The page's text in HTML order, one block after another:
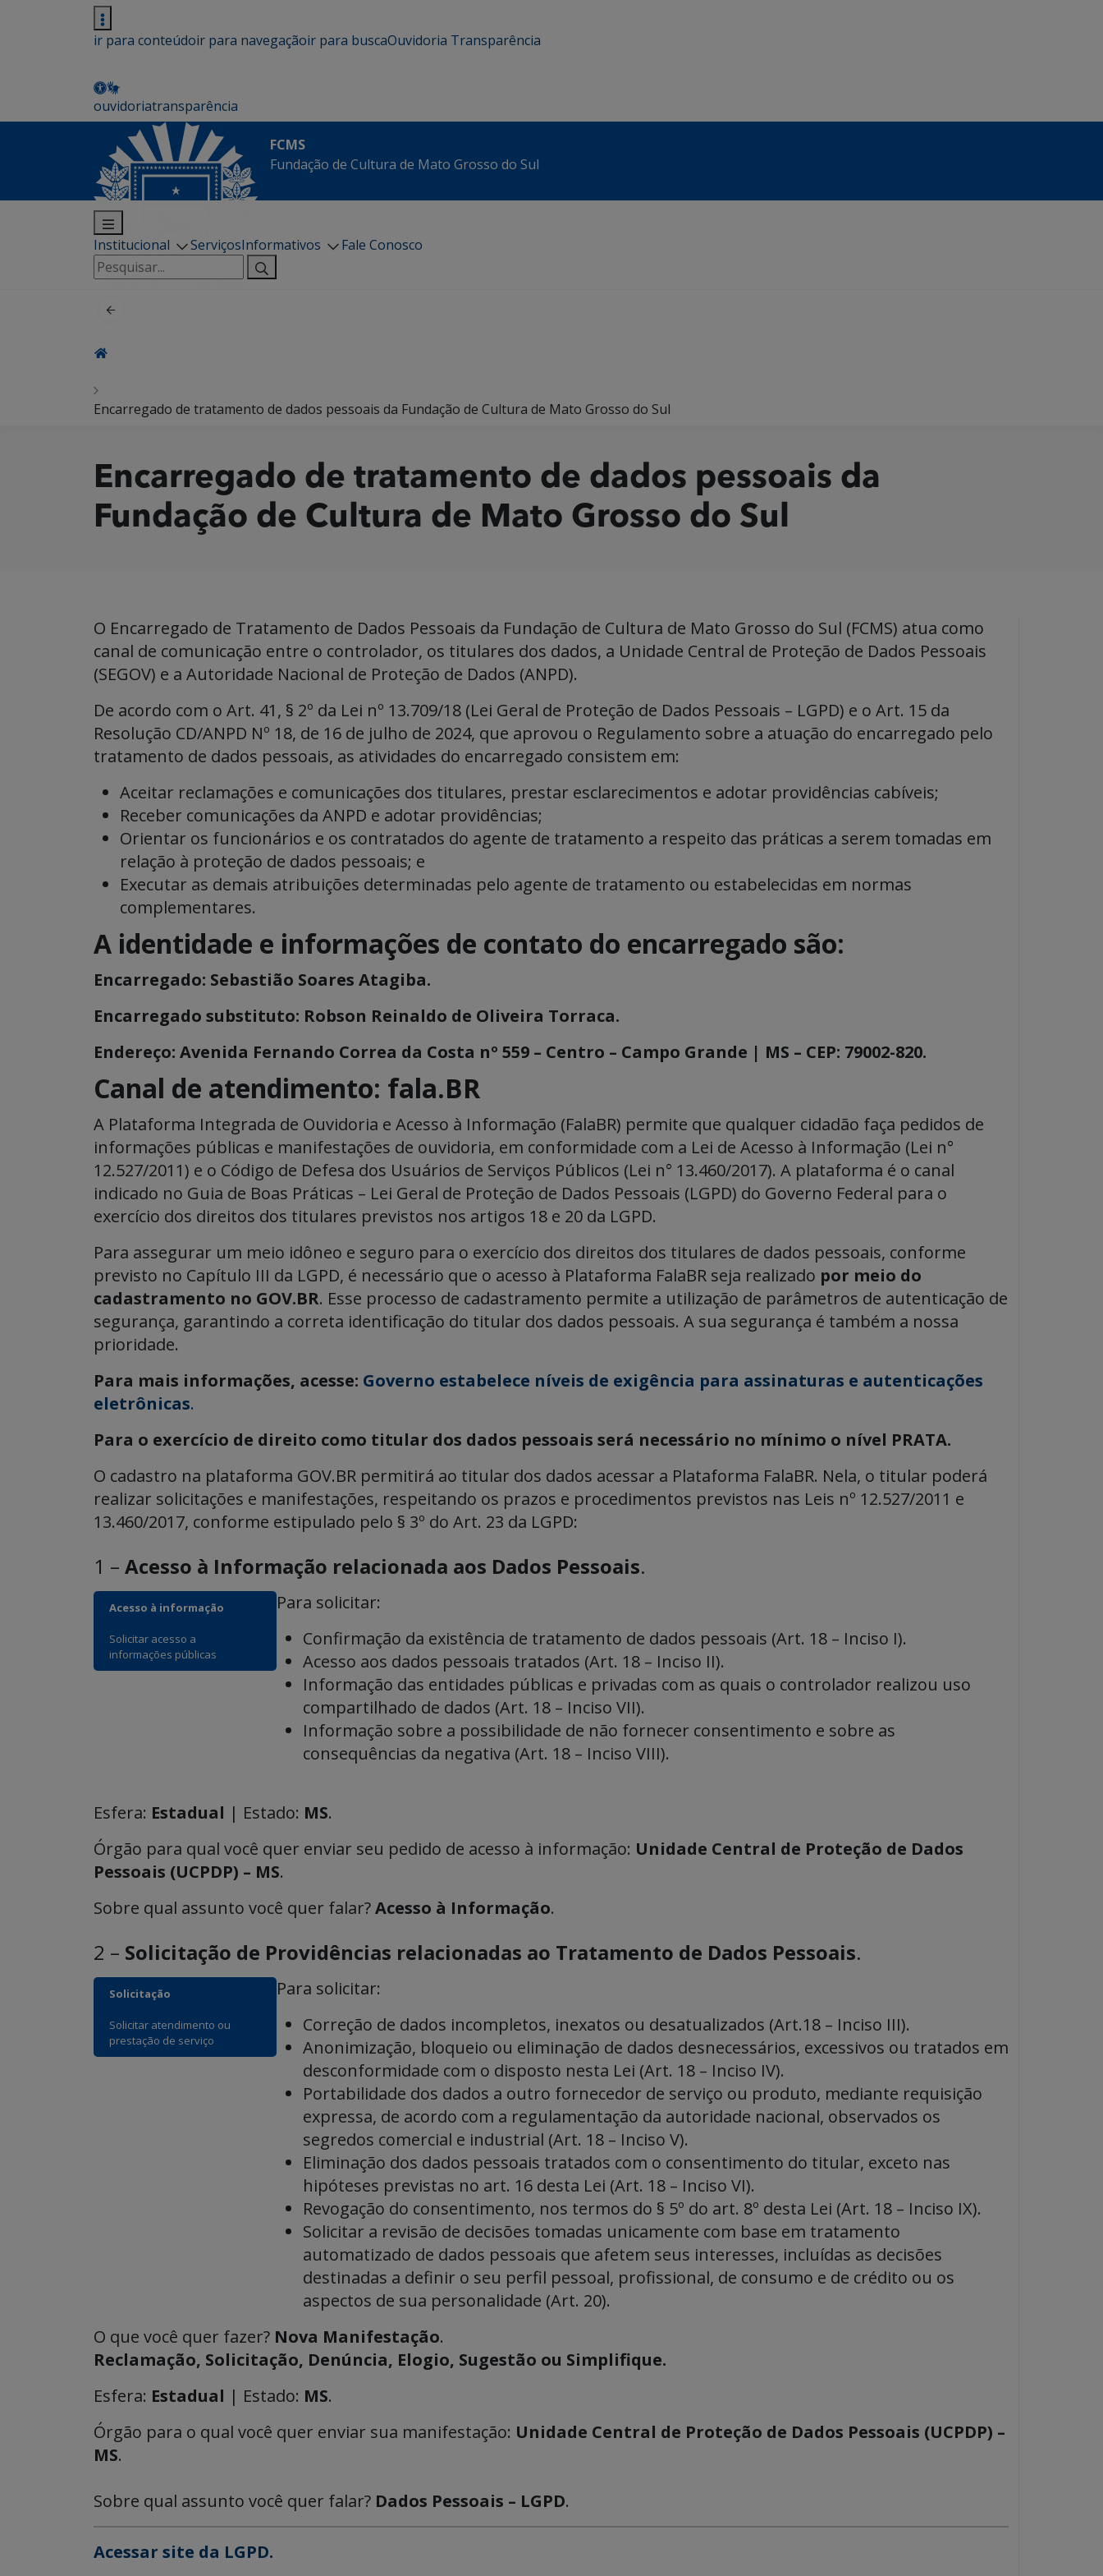
ir para conteúdoir para navegaçãoir para buscaOuvidoria Transparência
ouvidoriatransparência
FCMS
Fundação de Cultura de Mato Grosso do Sul
Institucional ServiçosInformativos
Fale Conosco
Pesquisar
por:
Encarregado de tratamento de dados pessoais da Fundação de Cultura de Mato Grosso do Sul
Encarregado de tratamento de dados pessoais da
Fundação de Cultura de Mato Grosso do Sul
O Encarregado de Tratamento de Dados Pessoais da Fundação de Cultura de Mato Grosso do Sul (FCMS) atua como
canal de comunicação entre o controlador, os titulares dos dados, a Unidade Central de Proteção de Dados Pessoais
(SEGOV) e a Autoridade Nacional de Proteção de Dados (ANPD).
De acordo com o Art. 41, § 2º da Lei nº 13.709/18 (Lei Geral de Proteção de Dados Pessoais – LGPD) e o Art. 15 da
Resolução CD/ANPD Nº 18, de 16 de julho de 2024, que aprovou o Regulamento sobre a atuação do encarregado pelo
tratamento de dados pessoais, as atividades do encarregado consistem em:
Aceitar reclamações e comunicações dos titulares, prestar esclarecimentos e adotar providências cabíveis;
Receber comunicações da ANPD e adotar providências;
Orientar os funcionários e os contratados do agente de tratamento a respeito das práticas a serem tomadas em
relação à proteção de dados pessoais; e
Executar as demais atribuições determinadas pelo agente de tratamento ou estabelecidas em normas
complementares.
A identidade e informações de contato do encarregado são:
Encarregado: Sebastião Soares Atagiba.
Encarregado substituto: Robson Reinaldo de Oliveira Torraca.
Endereço: Avenida Fernando Correa da Costa nº 559 – Centro – Campo Grande | MS – CEP: 79002-820.
Canal de atendimento: fala.BR
A Plataforma Integrada de Ouvidoria e Acesso à Informação (FalaBR) permite que qualquer cidadão faça pedidos de
informações públicas e manifestações de ouvidoria, em conformidade com a Lei de Acesso à Informação (Lei n°
12.527/2011) e o Código de Defesa dos Usuários de Serviços Públicos (Lei n° 13.460/2017). A plataforma é o canal
indicado no Guia de Boas Práticas – Lei Geral de Proteção de Dados Pessoais (LGPD) do Governo Federal para o
exercício dos direitos dos titulares previstos nos artigos 18 e 20 da LGPD.
Para assegurar um meio idôneo e seguro para o exercício dos direitos dos titulares de dados pessoais, conforme
previsto no Capítulo III da LGPD, é necessário que o acesso à Plataforma FalaBR seja realizado por meio do
cadastramento no GOV.BR. Esse processo de cadastramento permite a utilização de parâmetros de autenticação de
segurança, garantindo a correta identificação do titular dos dados pessoais. A sua segurança é também a nossa
prioridade.
Para mais informações, acesse: Governo estabelece níveis de exigência para assinaturas e autenticações
eletrônicas.
Para o exercício de direito como titular dos dados pessoais será necessário no mínimo o nível PRATA.
O cadastro na plataforma GOV.BR permitirá ao titular dos dados acessar a Plataforma FalaBR. Nela, o titular poderá
realizar solicitações e manifestações, respeitando os prazos e procedimentos previstos nas Leis nº 12.527/2011 e
13.460/2017, conforme estipulado pelo § 3º do Art. 23 da LGPD:
1 – Acesso à Informação relacionada aos Dados Pessoais.
Acesso à informação
Solicitar acesso a
informações públicas
Para solicitar:
Confirmação da existência de tratamento de dados pessoais (Art. 18 – Inciso I).
Acesso aos dados pessoais tratados (Art. 18 – Inciso II).
Informação das entidades públicas e privadas com as quais o controlador realizou uso
compartilhado de dados (Art. 18 – Inciso VII).
Informação sobre a possibilidade de não fornecer consentimento e sobre as
consequências da negativa (Art. 18 – Inciso VIII).
Esfera: Estadual | Estado: MS.
Órgão para qual você quer enviar seu pedido de acesso à informação: Unidade Central de Proteção de Dados
Pessoais (UCPDP) – MS.
Sobre qual assunto você quer falar?Acesso à Informação.
2 – Solicitação de Providências relacionadas ao Tratamento de Dados Pessoais.
Solicitação
Solicitar atendimento ou
prestação de serviço
Para solicitar:
Correção de dados incompletos, inexatos ou desatualizados (Art.18 – Inciso III).
Anonimização, bloqueio ou eliminação de dados desnecessários, excessivos ou tratados em
desconformidade com o disposto nesta Lei (Art. 18 – Inciso IV).
Portabilidade dos dados a outro fornecedor de serviço ou produto, mediante requisição
expressa, de acordo com a regulamentação da autoridade nacional, observados os
segredos comercial e industrial (Art. 18 – Inciso V).
Eliminação dos dados pessoais tratados com o consentimento do titular, exceto nas
hipóteses previstas no art. 16 desta Lei (Art. 18 – Inciso VI).
Revogação do consentimento, nos termos do § 5º do art. 8º desta Lei (Art. 18 – Inciso IX).
Solicitar a revisão de decisões tomadas unicamente com base em tratamento
automatizado de dados pessoais que afetem seus interesses, incluídas as decisões
destinadas a definir o seu perfil pessoal, profissional, de consumo e de crédito ou os
aspectos de sua personalidade (Art. 20).
O que você quer fazer? Nova Manifestação.
Reclamação, Solicitação, Denúncia, Elogio, Sugestão ou Simplifique.
Esfera: Estadual | Estado: MS.
Órgão para o qual você quer enviar sua manifestação: Unidade Central de Proteção de Dados Pessoais (UCPDP) –
MS.
Sobre qual assunto você quer falar? Dados Pessoais – LGPD.
Acessar site da LGPD.